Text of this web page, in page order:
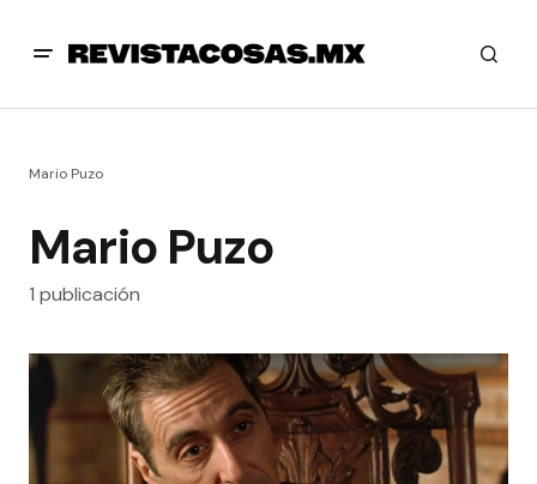
Mario Puzo
Mario Puzo
1 publicación